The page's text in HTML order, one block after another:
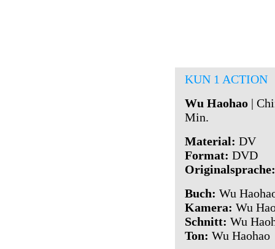
KUN 1 ACTION
Wu Haohao|
Min.
Material: DV
Format: DVD
Buch: Wu
Kamera: Wu
Schnitt: Wu
Ton: Wu Haohao